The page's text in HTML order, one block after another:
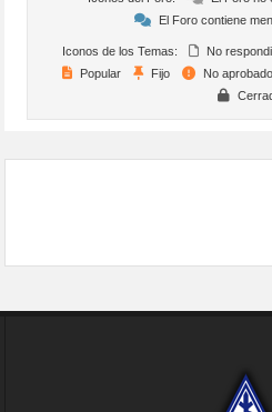
El Foro contiene
Iconos de los Temas: No
Popular
Fijo No